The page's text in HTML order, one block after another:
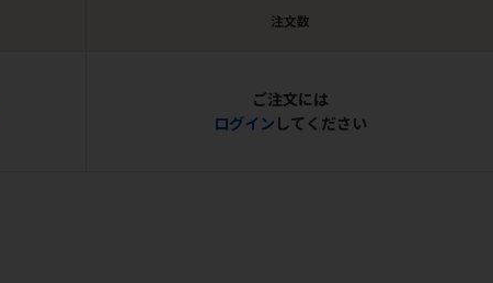
注文数
ご注文には
ログイン してください